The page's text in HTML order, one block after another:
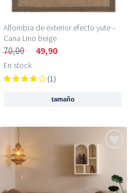
Alfombra de exterior efecto yute –
Cana Lino beige
70,00 49,90
En stock
(1)
tamaño